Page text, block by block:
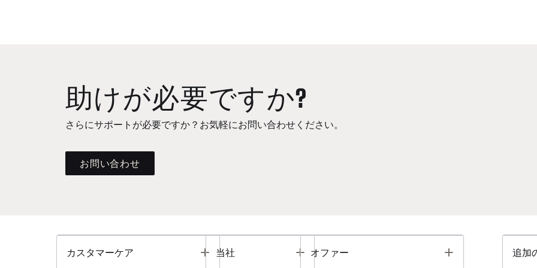
助けが必要ですか?
さらにサポートが必要ですか？お気軽にお問い合わせください。
お問い合わせ
カスタマーケア Toggle
当社 Toggle
オファー Toggle 追加